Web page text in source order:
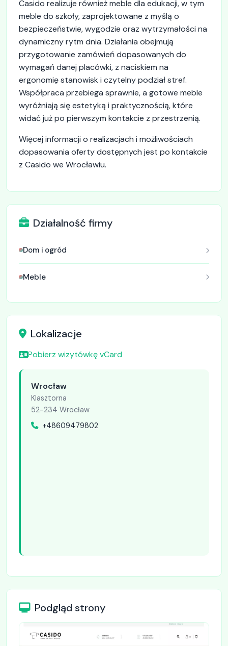
Casido realizuje również meble dla edukacji, w tym
meble do szkoły, zaprojektowane z myślą o
bezpieczeństwie, wygodzie oraz wytrzymałości na
dynamiczny rytm dnia. Działania obejmują
przygotowanie zamówień dopasowanych do
wymagań danej placówki, z naciskiem na
ergonomię stanowisk i czytelny podział stref.
Współpraca przebiega sprawnie, a gotowe meble
wyróżniają się estetyką i praktycznością, które
widać już po pierwszym kontakcie z przestrzenią.
Więcej informacji o realizacjach i możliwościach
dopasowania oferty dostępnych jest po kontakcie
z Casido we Wrocławiu.
Działalność firmy
Dom i ogród
Meble
Lokalizacje
Pobierz wizytówkę vCard
Wrocław
Klasztorna
52-234 Wrocław
+48609479802
Podgląd strony